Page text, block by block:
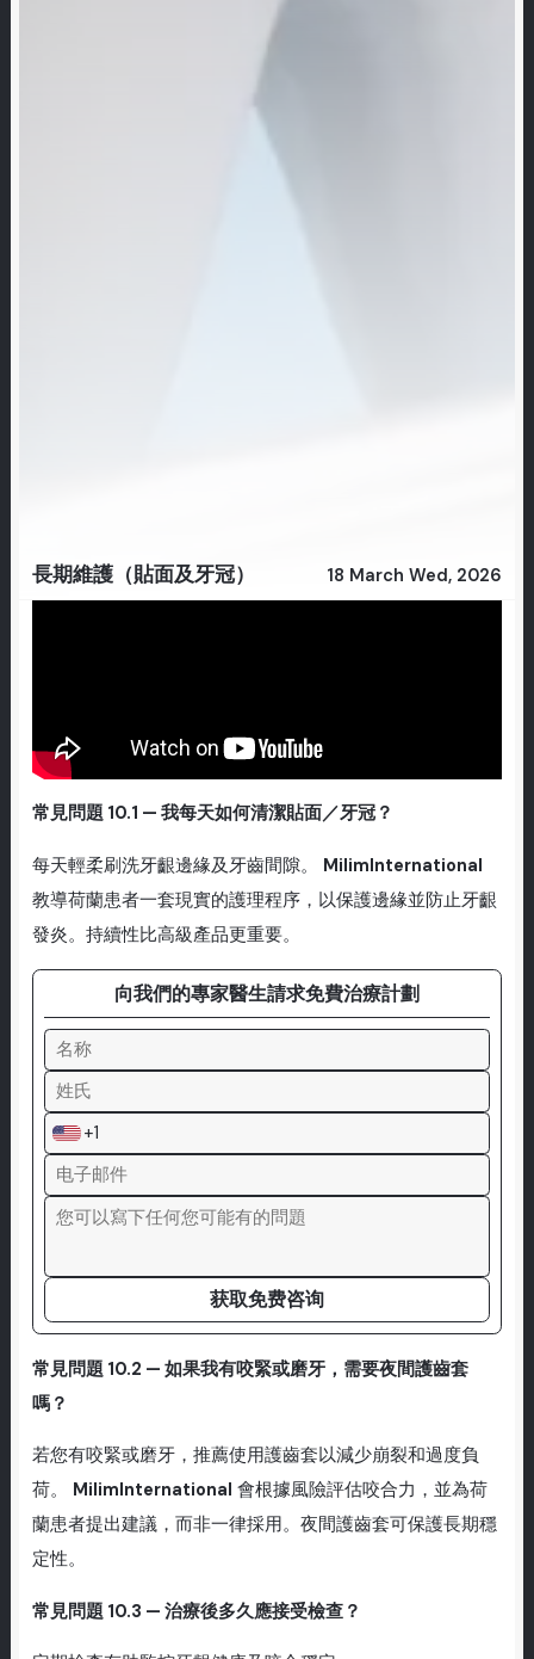
長期維護（貼面及牙冠） 18 March Wed, 2026
常見問題 10.1 — 我每天如何清潔貼面／牙冠？
每天輕柔刷洗牙齦邊緣及牙齒間隙。 MilimInternational
教導荷蘭患者一套現實的護理程序，以保護邊緣並防止牙齦
發炎。持續性比高級產品更重要。
向我們的專家醫生請求免費治療計劃
+1
获取免费咨询
常見問題 10.2 — 如果我有咬緊或磨牙，需要夜間護齒套
嗎？
若您有咬緊或磨牙，推薦使用護齒套以減少崩裂和過度負
荷。 MilimInternational 會根據風險評估咬合力，並為荷
蘭患者提出建議，而非一律採用。夜間護齒套可保護長期穩
定性。
常見問題 10.3 — 治療後多久應接受檢查？